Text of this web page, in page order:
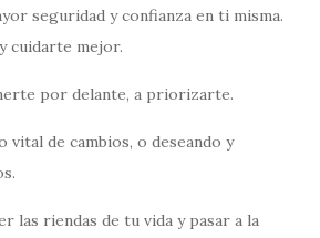
seguridad y confianza en ti misma.
cuidarte mejor.
por delante, a priorizarte.
vital de cambios, o deseando y
las riendas de tu vida y pasar a la